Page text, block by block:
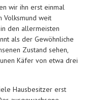
wir ihn erst einmal
Volksmund weit
den allermeisten
als der Gewöhnliche
Zustand sehen,
Käfer von etwa drei
Hausbesitzer erst